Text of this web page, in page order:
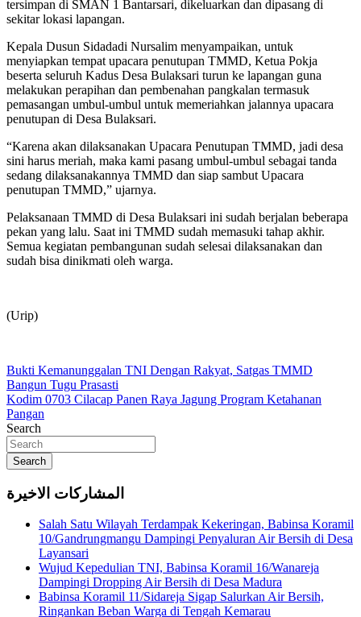
tersimpan di SMAN 1 Bantarsari, dikeluarkan dan dipasang di
sekitar lokasi lapangan.
Kepala Dusun Sidadadi Nursalim menyampaikan, untuk
menyiapkan tempat upacara penutupan TMMD, Ketua Pokja
beserta seluruh Kadus Desa Bulaksari turun ke lapangan guna
melakukan perapihan dan pembenahan pangkalan termasuk
pemasangan umbul-umbul untuk memeriahkan jalannya upacara
penutupan di Desa Bulaksari.
“Karena akan dilaksanakan Upacara Penutupan TMMD, jadi desa
sini harus meriah, maka kami pasang umbul-umbul sebagai tanda
sedang dilaksanakannya TMMD dan siap sambut Upacara
penutupan TMMD,” ujarnya.
Pelaksanaan TMMD di Desa Bulaksari ini sudah berjalan beberapa
pekan yang lalu. Saat ini TMMD sudah memasuki tahap akhir.
Semua kegiatan pembangunan sudah selesai dilaksanakan dan
sudah bisa dinikmati oleh warga.
(Urip)
Navigasi
pos
Bukti Kemanunggalan TNI Dengan Rakyat, Satgas TMMD
Bangun Tugu Prasasti
Kodim 0703 Cilacap Panen Raya Jagung Program Ketahanan
Pangan
Search
Search
المشاركات الاخيرة
Salah Satu Wilayah Terdampak Kekeringan, Babinsa Koramil
10/Gandrungmangu Dampingi Penyaluran Air Bersih di Desa
Layansari
Wujud Kepedulian TNI, Babinsa Koramil 16/Wanareja
Dampingi Dropping Air Bersih di Desa Madura
Babinsa Koramil 11/Sidareja Sigap Salurkan Air Bersih,
Ringankan Beban Warga di Tengah Kemarau